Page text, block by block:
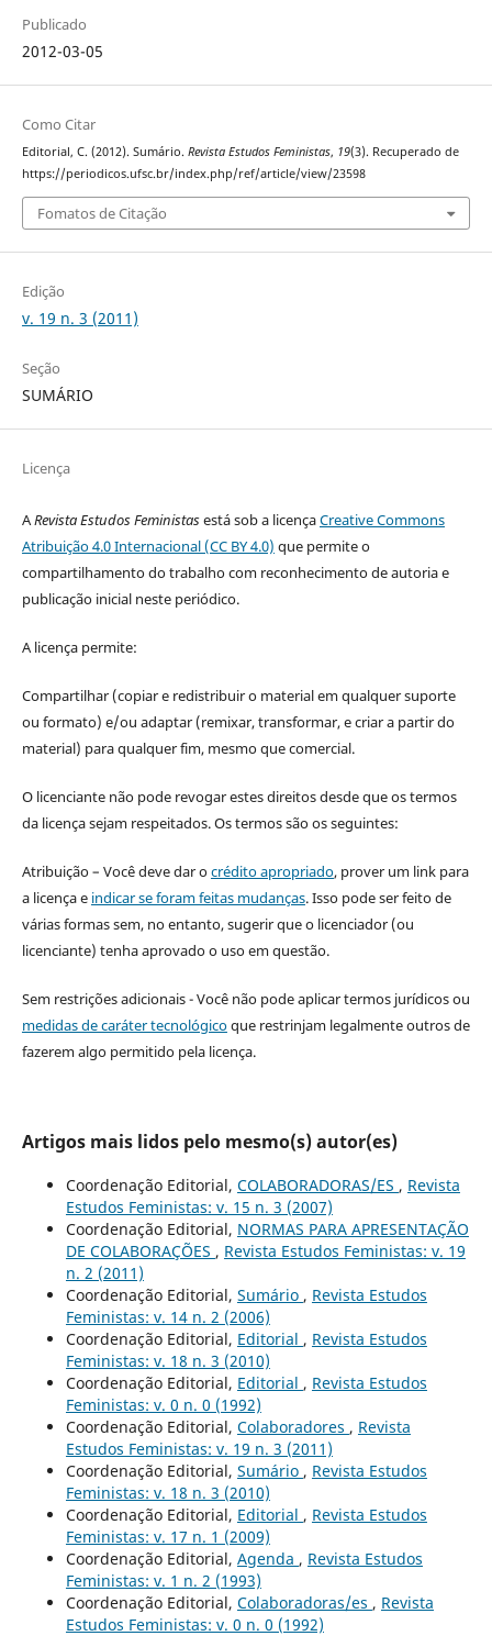
Publicado
2012-03-05
Como Citar
Editorial, C. (2012). Sumário. Revista Estudos Feministas, 19(3). Recuperado de
https://periodicos.ufsc.br/index.php/ref/article/view/23598
Fomatos de Citação
Edição
v. 19 n. 3 (2011)
Seção
SUMÁRIO
Licença
ARevista Estudos Feministasestá sob a licençaCreative Commons
Atribuição 4.0 Internacional (CC BY 4.0) que permite o
compartilhamento do trabalho com reconhecimento de autoria e
publicação inicial neste periódico.
A licença permite:
Compartilhar (copiar e redistribuir o material em qualquer suporte
ou formato) e/ou adaptar (remixar, transformar, e criar a partir do
material) para qualquer fim, mesmo que comercial.
O licenciante não pode revogar estes direitos desde que os termos
da licença sejam respeitados. Os termos são os seguintes:
Atribuição – Você deve dar ocrédito apropriado, prover um link para
a licença e indicar se foram feitas mudanças. Isso pode ser feito de
várias formas sem, no entanto, sugerir que o licenciador (ou
licenciante) tenha aprovado o uso em questão.
Sem restrições adicionais - Você não pode aplicar termos jurídicos ou
medidas de caráter tecnológicoque restrinjam legalmente outros de
fazerem algo permitido pela licença.
Artigos mais lidos pelo mesmo(s) autor(es)
Coordenação Editorial, COLABORADORAS/ES , Revista
Estudos Feministas: v. 15 n. 3 (2007)
Coordenação Editorial, NORMAS PARA APRESENTAÇÃO
DE COLABORAÇÕES , Revista Estudos Feministas: v. 19
n. 2 (2011)
Coordenação Editorial, Sumário , Revista Estudos
Feministas: v. 14 n. 2 (2006)
Coordenação Editorial, Editorial , Revista Estudos
Feministas: v. 18 n. 3 (2010)
Coordenação Editorial, Editorial , Revista Estudos
Feministas: v. 0 n. 0 (1992)
Coordenação Editorial, Colaboradores , Revista
Estudos Feministas: v. 19 n. 3 (2011)
Coordenação Editorial, Sumário , Revista Estudos
Feministas: v. 18 n. 3 (2010)
Coordenação Editorial, Editorial , Revista Estudos
Feministas: v. 17 n. 1 (2009)
Coordenação Editorial, Agenda , Revista Estudos
Feministas: v. 1 n. 2 (1993)
Coordenação Editorial, Colaboradoras/es , Revista
Estudos Feministas: v. 0 n. 0 (1992)